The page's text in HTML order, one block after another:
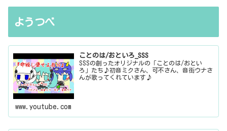
ようつべ
ことのは/おといろ_SSS
SSSの創ったオリジナルの「ことのは/おとい
ろ」たち♪初音ミクさん、可不さん、音街ウナさ
んが歌ってくれています♪
www.youtube.com